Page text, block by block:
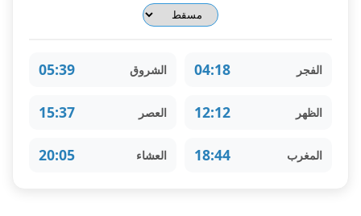
الفجر 04:18 الشروق 05:39
الظهر 12:12 العصر 15:37
المغرب 18:44 العشاء 20:05